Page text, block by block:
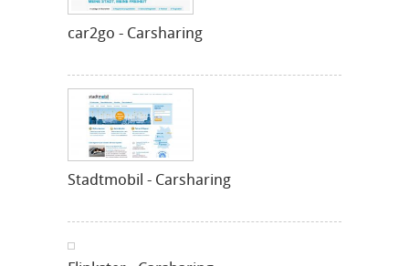
car2go - Carsharing
Stadtmobil - Carsharing